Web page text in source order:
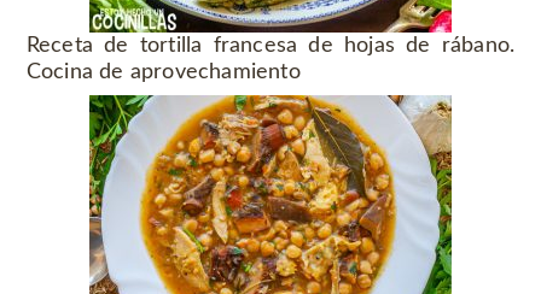
Receta de tortilla francesa de hojas de rábano.
Cocina de aprovechamiento